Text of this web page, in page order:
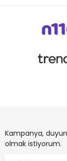
Kampanya,
olmak istiyorum.